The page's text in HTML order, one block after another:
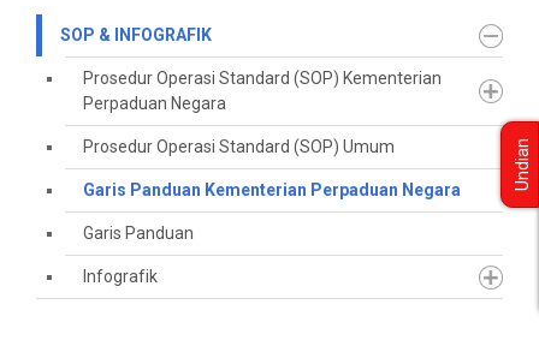
SOP & INFOGRAFIK
Prosedur Operasi Standard (SOP) Kementerian
Perpaduan Negara
Prosedur Operasi Standard (SOP) Umum
Garis Panduan Kementerian Perpaduan Negara
Garis Panduan
Infografik
Undian